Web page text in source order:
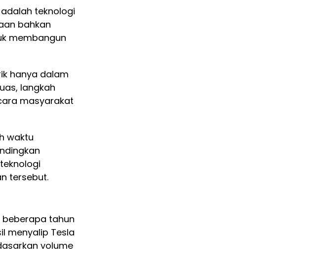
teknologi
bahkan
membangun
hanya dalam
langkah
masyarakat
waktu
tersebut.
beberapa tahun
menyalip Tesla
volume